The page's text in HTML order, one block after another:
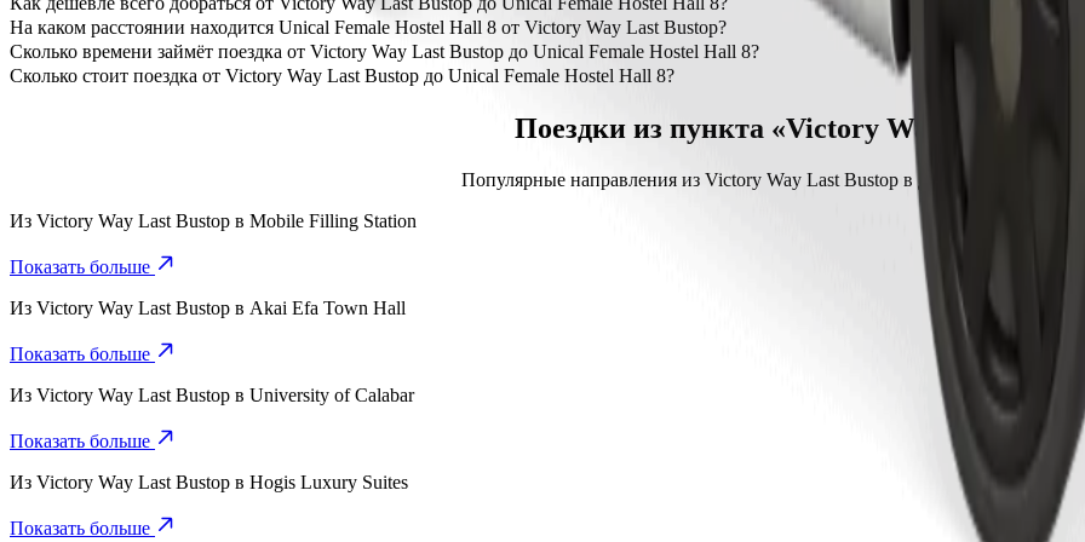
Самый доступный способ добраться от Victory Way Last Bustop до Unical Female Hostel Hall 8 — Bolt, поездка обойдётся
На каком расстоянии находится Unical Female Hostel Hall 8 от Victory Way Last Bustop?
Unical Female Hostel Hall 8 находится примерно в 3,8 км от Victory Way Last Bustop.
Сколько времени займёт поездка от Victory Way Last Bustop до Unical Female Hostel Hall 8?
Поездка от Victory Way Last Bustop до Unical Female Hostel Hall 8 с Bolt займёт около 9 мин.
Сколько стоит поездка от Victory Way Last Bustop до Unical Female Hostel Hall 8?
Стоимость поездки от Victory Way Last Bustop до Unical Female Hostel Hall 8 с Bolt составит примерно 1 703,40 NGN NGN.
Поездки из пункта «Victory Way Last
Популярные направления из Victory Way Last Bustop в другие точки города
Из Victory Way Last Bustop в Mobile Filling Station
Показать больше
Из Victory Way Last Bustop в Akai Efa Town Hall
Показать больше
Из Victory Way Last Bustop в University of Calabar
Показать больше
Из Victory Way Last Bustop в Hogis Luxury Suites
Показать больше